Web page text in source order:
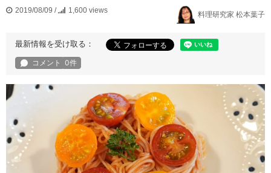
2019/08/09 / 1,600 views 料理研究家 松本葉子
最新情報を受け取る：